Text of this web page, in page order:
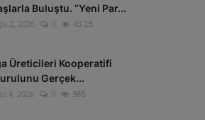
Buluştu. “Yeni Par...
2, 2026 0 43.2B
Üreticileri Kooperatifi
Gerçek...
4, 2026 0 38B